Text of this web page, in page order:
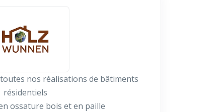
nos réalisations de bâtiments
résidentiels
ossature bois et en paille